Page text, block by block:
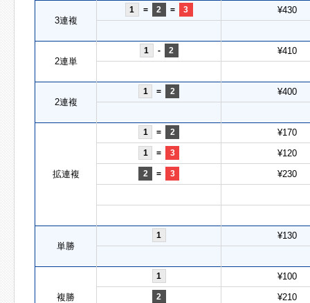
3連複
1 = 2 = 3 ¥430
2連単
1 - 2 ¥410
2連複
1 = 2 ¥400
拡連複
1 = 2 ¥170
1 = 3 ¥120
2 = 3 ¥230
単勝
1 ¥130
複勝
1 ¥100
2 ¥210